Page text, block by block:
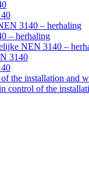
3140 – herhaling
– herhaling
NEN 3140 –
3140
the installation
control of the